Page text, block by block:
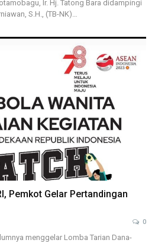
Ir. Hj. Tatong Bara didampingi
S.H., (TB-NK)…
Pemkot Gelar Pertandingan
0
menggelar Lomba Tarian Dana-